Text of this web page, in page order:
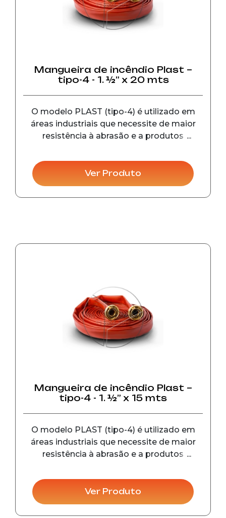
Mangueira de incêndio Plast –
tipo-4 - 1. ½” x 20 mts
O modelo PLAST (tipo-4) é utilizado em
áreas industriais que necessite de maior
resistência à abrasão e a produtos
de 45 mm (1. ½”) e 65 mm (2.1/2”), pressão
de trabalho de 14 kgf/cm², pressão de
prova 28 kgf/cm², pr
Ver Produto
Mangueira de incêndio Plast –
tipo-4 - 1. ½” x 15 mts
O modelo PLAST (tipo-4) é utilizado em
áreas industriais que necessite de maior
resistência à abrasão e a produtos
de 45 mm (1. ½”) e 65 mm (2.1/2”), pressão
de trabalho de 14 kgf/cm², pressão de
prova 28 kgf/cm², pr
Ver Produto